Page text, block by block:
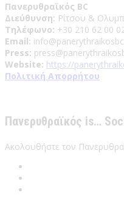
Πανερυθραϊκός BC
Διεύθυνση: Ρίτσου &
Τηλέφωνο: +30 210 62 00
Email:
Press:
Website: https://
Πολιτική Απορρήτου
Πανερυθραϊκός is…
Ακολουθήστε τον